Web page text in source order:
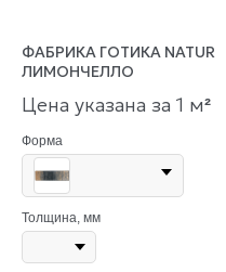
ФАБРИКА ГОТИКА NATUR
ЛИМОНЧЕЛЛО
Цена указана за 1 м²
Форма
Толщина, мм